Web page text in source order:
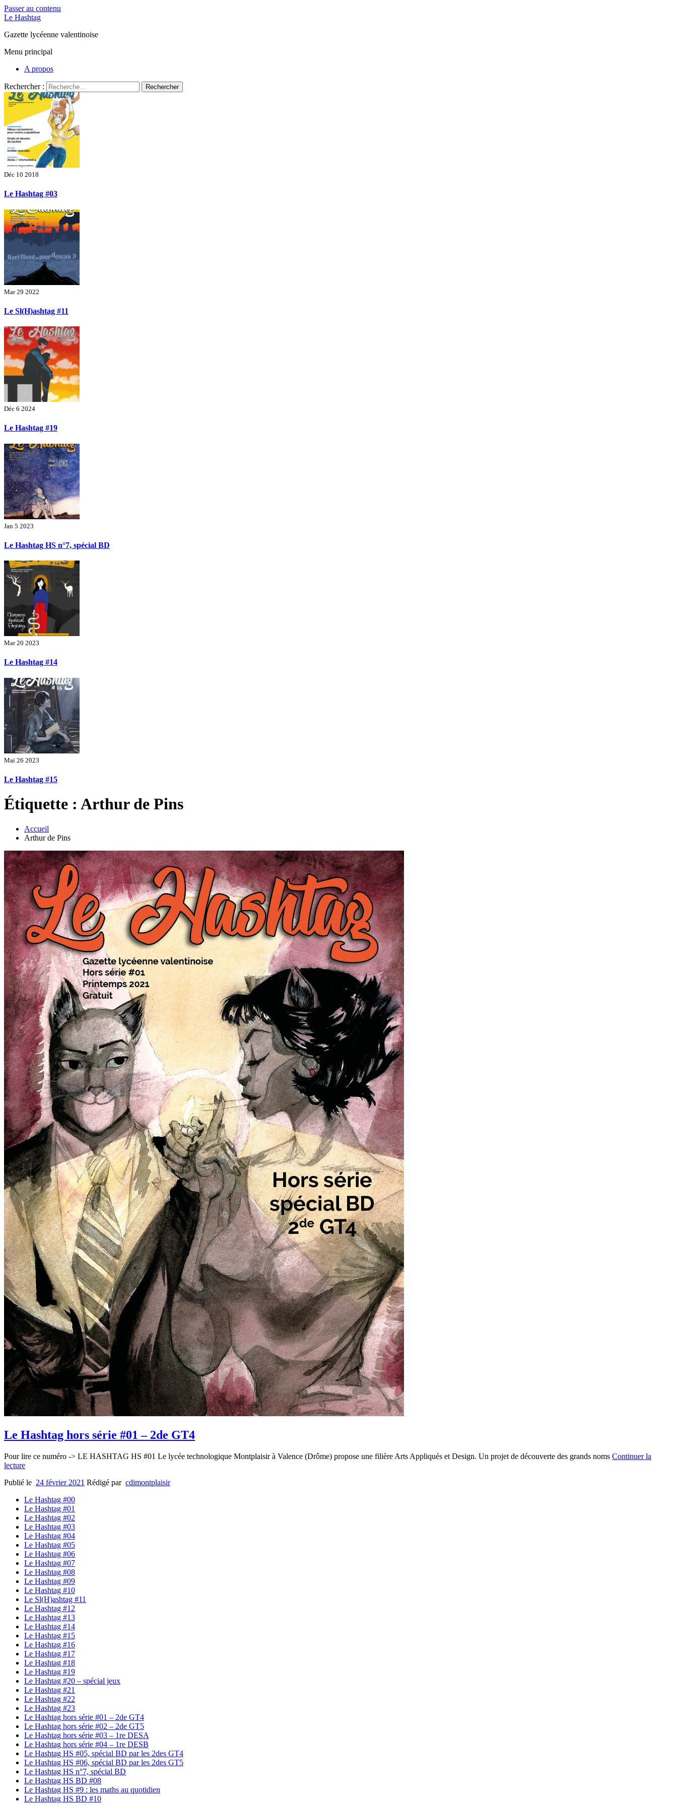
Passer au contenu
Le Hashtag
Gazette lycéenne valentinoise
Menu principal
A propos
Rechercher :
Déc 10 2018
Le Hashtag #03
Mar 29 2022
Le Sl(H)ashtag #11
Déc 6 2024
Le Hashtag #19
Jan 5 2023
Le Hashtag HS n°7, spécial BD
Mar 20 2023
Le Hashtag #14
Mai 26 2023
Le Hashtag #15
Étiquette : Arthur de Pins
Accueil
Arthur de Pins
Le Hashtag hors série #01 – 2de GT4
Pour lire ce numéro -> LE HASHTAG HS #01 Le lycée technologique Montplaisir à Valence (Drôme) propose une filière Arts Appliqués et Design. Un projet de découverte des grands noms Continuer la
lecture
Publié le 24 février 2021 Rédigé par cdimontplaisir
Le Hashtag #00
Le Hashtag #01
Le Hashtag #02
Le Hashtag #03
Le Hashtag #04
Le Hashtag #05
Le Hashtag #06
Le Hashtag #07
Le Hashtag #08
Le Hashtag #09
Le Hashtag #10
Le Sl(H)ashtag #11
Le Hashtag #12
Le Hashtag #13
Le Hashtag #14
Le Hashtag #15
Le Hashtag #16
Le Hashtag #17
Le Hashtag #18
Le Hashtag #19
Le Hashtag #20 – spécial jeux
Le Hashtag #21
Le Hashtag #22
Le Hashtag #23
Le Hashtag hors série #01 – 2de GT4
Le Hashtag hors série #02 – 2de GT5
Le Hashtag hors série #03 – 1re DESA
Le Hashtag hors série #04 – 1re DESB
Le Hashtag HS #05, spécial BD par les 2des GT4
Le Hashtag HS #06, spécial BD par les 2des GT5
Le Hashtag HS n°7, spécial BD
Le Hashtag HS BD #08
Le Hashtag HS #9 : les maths au quotidien
Le Hashtag HS BD #10